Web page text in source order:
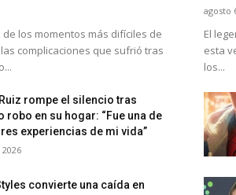
los momentos más difíciles de
complicaciones que sufrió tras
agosto
El
esta
los...
rompe el silencio tras
robo en su hogar: “Fue una de
experiencias de mi vida”
convierte una caída en